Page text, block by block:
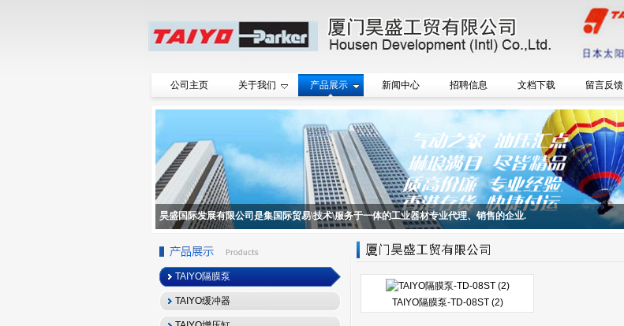
公司主页 关于我们 产品展示 新闻中心 招聘信息 文档下载 留言反馈
昊盛国际发展有限公司是集国际贸易\技术\服务于一体的工业器材专业代理、销售的企业.
TAIYO隔膜泵-TD-08ST (2)
TAIYO隔膜泵
TAIYO缓冲器